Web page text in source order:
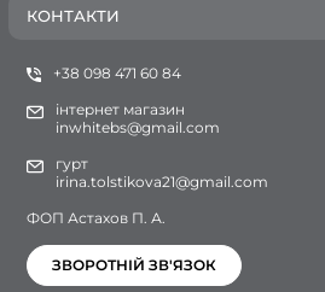
КОНТАКТИ
+38 098 471 60 84
інтернет магазин
inwhitebs@gmail.com
гурт
irina.tolstikova21@gmail.com
ФОП Астахов П. А.
ЗВОРОТНІЙ ЗВ'ЯЗОК